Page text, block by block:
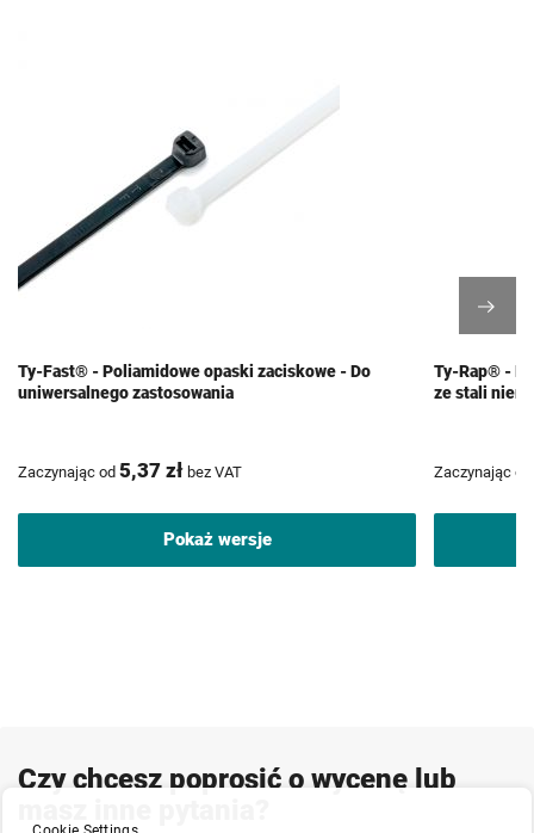
Ty-Fast® - Poliamidowe opaski zaciskowe - Do
uniwersalnego zastosowania
Zaczynając od 5,37 zł bez VAT
Pokaż wersje
Ty-Rap® -
ze stali
Zaczynając od
Czy chcesz poprosić o wycenę lub